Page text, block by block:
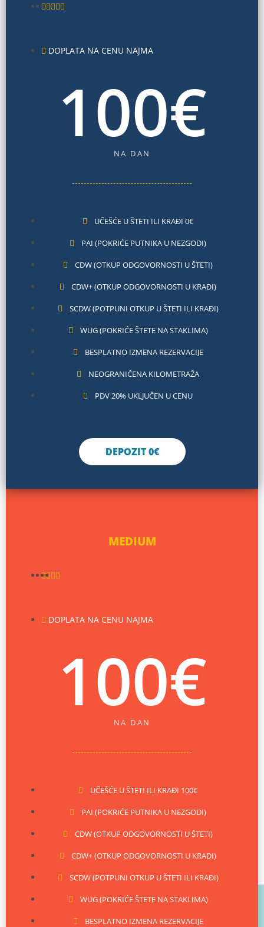
DOPLATA NA CENU NAJMA
100€
NA DAN
UČEŠĆE U ŠTETI ILI KRAĐI 0€
PAI (POKRIĆE PUTNIKA U NEZGODI)
CDW (OTKUP ODGOVORNOSTI U ŠTETI)
CDW+ (OTKUP ODGOVORNOSTI U KRAĐI)
SCDW (POTPUNI OTKUP U ŠTETI ILI KRAĐI)
WUG (POKRIĆE ŠTETE NA STAKLIMA)
BESPLATNO IZMENA REZERVACIJE
NEOGRANIČENA KILOMETRAŽA
PDV 20% UKLJUČEN U CENU
DEPOZIT 0€
MEDIUM
DOPLATA NA CENU NAJMA
100€
NA DAN
UČEŠĆE U ŠTETI ILI KRAĐI 100€
PAI (POKRIĆE PUTNIKA U NEZGODI)
CDW (OTKUP ODGOVORNOSTI U ŠTETI)
CDW+ (OTKUP ODGOVORNOSTI U KRAĐI)
SCDW (POTPUNI OTKUP U ŠTETI ILI KRAĐI)
WUG (POKRIĆE ŠTETE NA STAKLIMA)
BESPLATNO IZMENA REZERVACIJE